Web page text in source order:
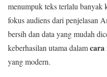
menumpuk teks terlalu banyak
fokus audiens dari penjelasan
bersih dan data yang mudah
keberhasilan utama dalamcara
yang modern.